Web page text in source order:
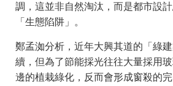
調，這並非自然淘汰，而是都市設
「生態陷阱」。
鄭孟洳分析，近年大興其道的「綠
續，但為了節能採光往往大量採用
邊的植栽綠化，反而會形成窗殺的